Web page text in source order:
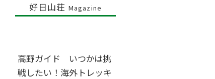
好日山荘 Magazine
高野ガイド いつかは挑
戦したい！海外トレッキ